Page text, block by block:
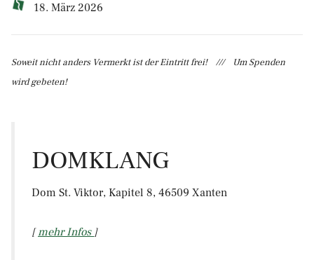
18. März 2026
Soweit nicht anders Vermerkt ist der Eintritt frei! /// Um Spenden
wird gebeten!
DOMKLANG
Dom St. Viktor, Kapitel 8, 46509 Xanten
[mehr Infos ]